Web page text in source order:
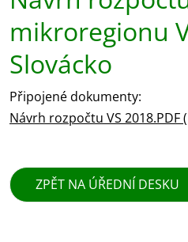
mikroregionu
Slovácko
Připojené dokumenty:
Návrh rozpočtu VS 2018.PDF
ZPĚT NA ÚŘEDNÍ DESKU